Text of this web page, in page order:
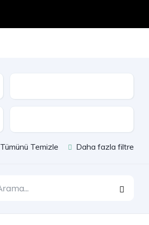
Tümünü Temizle Daha fazla filtre